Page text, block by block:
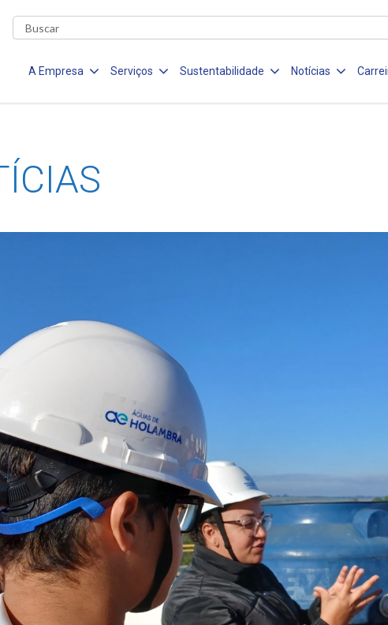
A Empresa Serviços Sustentabilidade Notícias